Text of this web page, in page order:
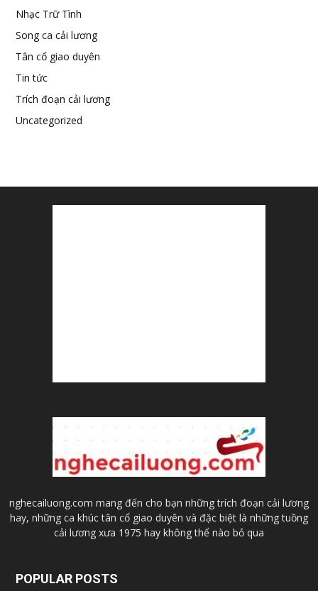
Nhạc Trữ Tình
Song ca cải lương
Tân cổ giao duyên
Tin tức
Trích đoạn cải lương
Uncategorized
nghecailuong.com mang đến cho bạn những trích đoạn cải lương
hay, những ca khúc tân cổ giao duyên và đặc biệt là những tuồng
cải lương xưa 1975 hay không thể nào bỏ qua
POPULAR POSTS